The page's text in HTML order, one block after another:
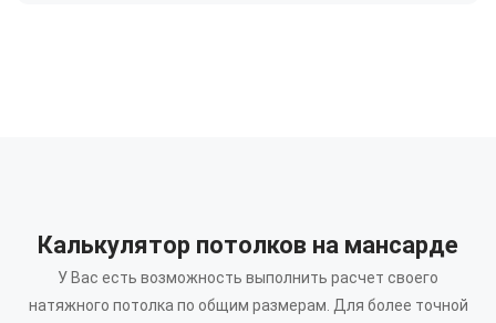
Калькулятор потолков на мансарде
У Вас есть возможность выполнить расчет своего
натяжного потолка по общим размерам. Для более точной